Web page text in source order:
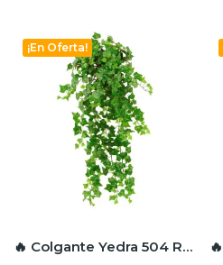
¡En Oferta!
🔥 Colgante Yedra 504 RF Ignífugo